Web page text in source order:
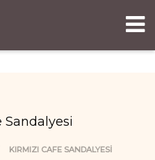
Sandalyesi
KIRMIZI CAFE SANDALYESI